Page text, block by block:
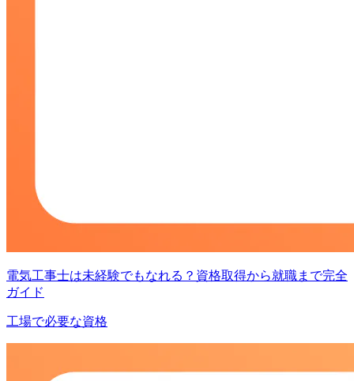
電気工事士は未経験でもなれる？資格取得から就職まで完全
ガイド
工場で必要な資格